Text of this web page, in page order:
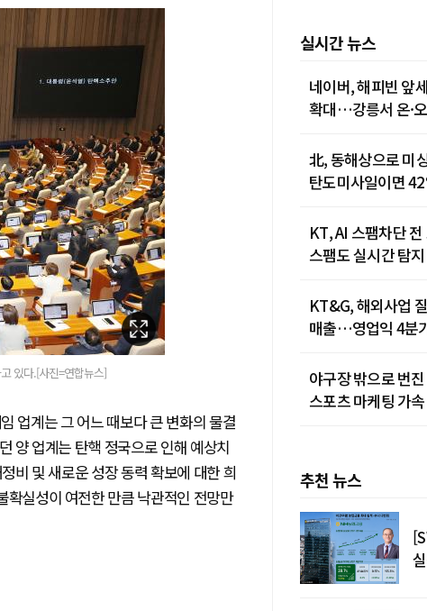
있다.[사진=연합뉴스]
업계는 그 어느 때보다 큰 변화의 물결
양 업계는 탄핵 정국으로 인해 예상치
비 및 새로운 성장 동력 확보에 대한 희
확실성이 여전한 만큼 낙관적인 전망만
실시간 뉴스
네이버, 해피빈 앞
확대…강릉서 온·
北, 동해상으로 미
탄도미사일이면
KT, AI 스팸차단
스팸도 실시간 탐지
KT&G, 해외사업
매출…영업익 4분
야구장 밖으로 번
스포츠 마케팅 가속
추천 뉴스